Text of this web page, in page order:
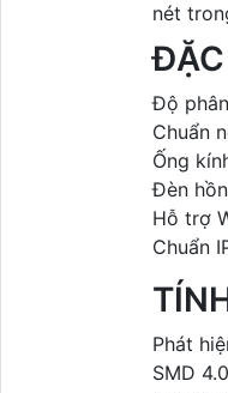
nét
Độ
Chuẩn
Ống
Đèn
Hỗ trợ
Chuẩn
Phát
SMD